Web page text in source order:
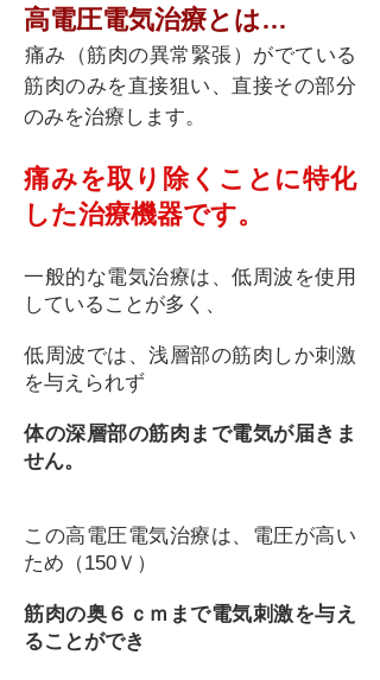
高電圧電気治療とは…
痛み（筋肉の異常緊張）がでている
筋肉のみを直接狙い、直接その部分
のみを治療します。
痛みを取り除くことに特化
した治療機器です。
一般的な電気治療は、低周波を使用
していることが多く、
低周波では、浅層部の筋肉しか刺激
を与えられず
体の深層部の筋肉まで電気が届きま
せん。
この高電圧電気治療は、電圧が高い
ため（150Ｖ）
筋肉の奥６ｃｍまで電気刺激を与え
ることができ